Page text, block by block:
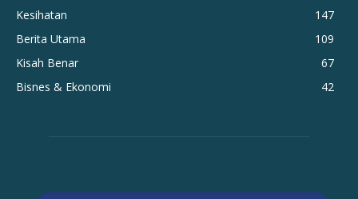
Kesihatan
147
Berita Utama
109
Kisah Benar
67
Bisnes & Ekonomi
42